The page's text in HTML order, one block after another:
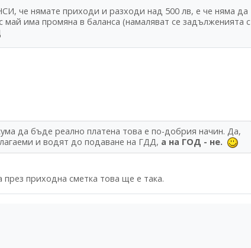
че нямате приходи и разходи над 500 лв, е че няма да
има промяна в баланса (намаляват се задълженията с
да бъде реално платена това е по-добрия начин. Да,
и водят до подаване на ГДД, а на ГОД - не.
през приходна сметка това ще е така.